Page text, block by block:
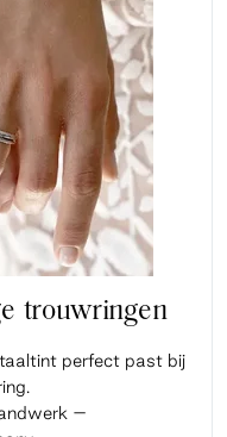
trouwringen
perfect past bij
–